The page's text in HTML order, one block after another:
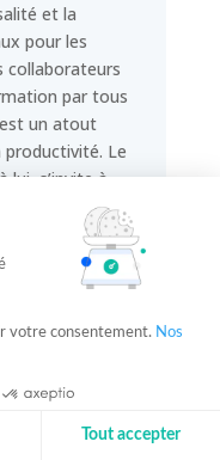
et la
pour les
collaborateurs
par tous
un atout
Le
lui, s’invite à
et fait
à
éditeurs tentent
plus
des
votre consentement. Nos
Tout accepter